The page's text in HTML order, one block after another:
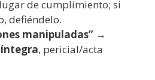
de cumplimiento; si
defiéndelo.
manipuladas” →
íntegra, pericial/acta